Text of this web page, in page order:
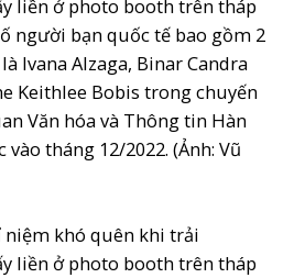
khó quên khi trải
liền ở photo booth trên tháp